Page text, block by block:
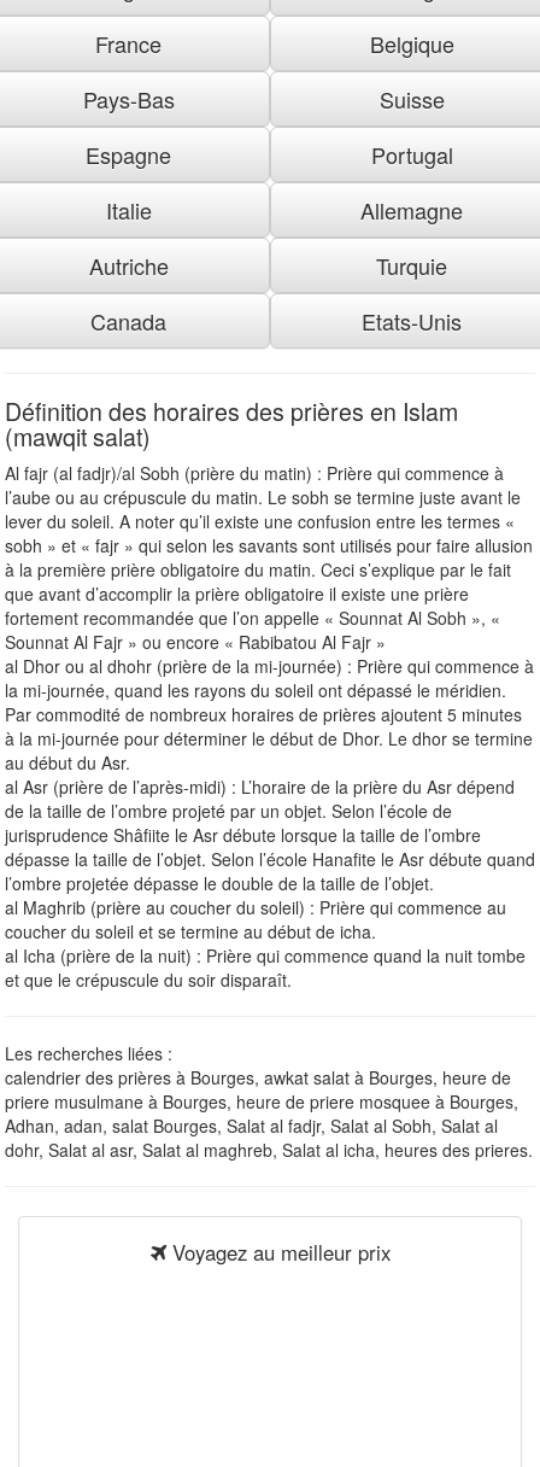
France
Belgique
Pays-Bas
Suisse
Espagne
Portugal
Italie
Allemagne
Autriche
Turquie
Canada
Etats-Unis
Définition des horaires des prières en Islam
(mawqit salat)
Al fajr (al fadjr)/al Sobh (prière du matin) : Prière qui commence à
l’aube ou au crépuscule du matin. Le sobh se termine juste avant le
lever du soleil. A noter qu’il existe une confusion entre les termes «
sobh » et « fajr » qui selon les savants sont utilisés pour faire allusion
à la première prière obligatoire du matin. Ceci s’explique par le fait
que avant d’accomplir la prière obligatoire il existe une prière
fortement recommandée que l’on appelle « Sounnat Al Sobh », «
Sounnat Al Fajr » ou encore « Rabibatou Al Fajr »
al Dhor ou al dhohr (prière de la mi-journée) : Prière qui commence à
la mi-journée, quand les rayons du soleil ont dépassé le méridien.
Par commodité de nombreux horaires de prières ajoutent 5 minutes
à la mi-journée pour déterminer le début de Dhor. Le dhor se termine
au début du Asr.
al Asr (prière de l’après-midi) : L’horaire de la prière du Asr dépend
de la taille de l’ombre projeté par un objet. Selon l’école de
jurisprudence Shâfiite le Asr débute lorsque la taille de l’ombre
dépasse la taille de l’objet. Selon l’école Hanafite le Asr débute quand
l’ombre projetée dépasse le double de la taille de l’objet.
al Maghrib (prière au coucher du soleil) : Prière qui commence au
coucher du soleil et se termine au début de icha.
al Icha (prière de la nuit) : Prière qui commence quand la nuit tombe
et que le crépuscule du soir disparaît.
Les recherches liées :
calendrier des prières à Bourges, awkat salat à Bourges, heure de
priere musulmane à Bourges, heure de priere mosquee à Bourges,
Adhan, adan, salat Bourges, Salat al fadjr, Salat al Sobh, Salat al
dohr, Salat al asr, Salat al maghreb, Salat al icha, heures des prieres.
Voyagez au meilleur prix